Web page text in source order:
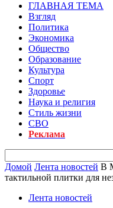
ГЛАВНАЯ ТЕМА
Взгляд
Политика
Экономика
Общество
Образование
Культура
Спорт
Здоровье
Наука и религия
Стиль жизни
СВО
Реклама
Домой Лента новостей В
тактильной плитки для
Лента новостей